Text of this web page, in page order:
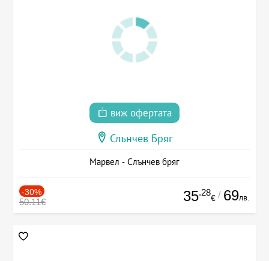
виж офертата
Слънчев Бряг
Марвел - Слънчев бряг
-30%
50.11€ 35.28
€ / 69лв.